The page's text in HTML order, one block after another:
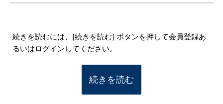
続きを読むには、[続きを読む] ボタンを押して会員登録あ
るいはログインしてください。
続きを読む